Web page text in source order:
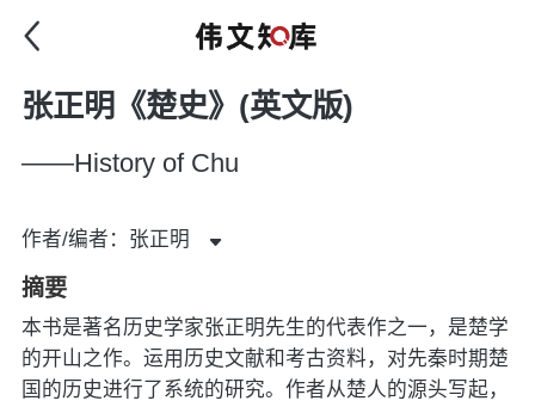
张正明《楚史》(英文版)
——History of Chu
作者/编者：张正明
摘要
本书是著名历史学家张正明先生的代表作之一，是楚学
的开山之作。运用历史文献和考古资料，对先秦时期楚
国的历史进行了系统的研究。作者从楚人的源头写起，